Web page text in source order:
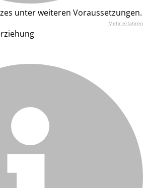
unter weiteren Voraussetzungen.
Mehr erfahren